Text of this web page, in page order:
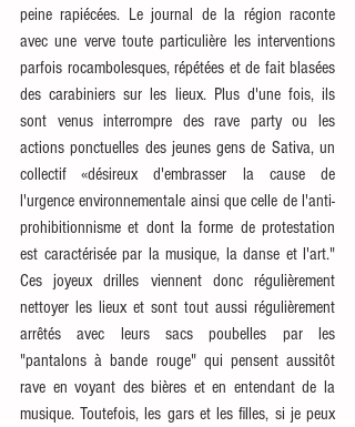
peine rapiécées. Le journal de la région raconte
avec une verve toute particulière les interventions
parfois rocambolesques, répétées et de fait blasées
des carabiniers sur les lieux. Plus d'une fois, ils
sont venus interrompre des rave party ou les
actions ponctuelles des jeunes gens de Sativa, un
collectif «désireux d'embrasser la cause de
l'urgence environnementale ainsi que celle de l'anti-
prohibitionnisme et dont la forme de protestation
est caractérisée par la musique, la danse et l'art."
Ces joyeux drilles viennent donc régulièrement
nettoyer les lieux et sont tout aussi régulièrement
arrêtés avec leurs sacs poubelles par les
"pantalons à bande rouge" qui pensent aussitôt
rave en voyant des bières et en entendant de la
musique. Toutefois, les gars et les filles, si je peux